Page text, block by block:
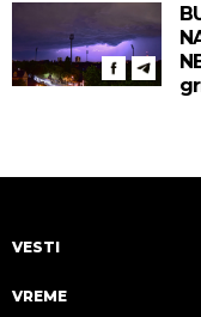
VESTI
VREME